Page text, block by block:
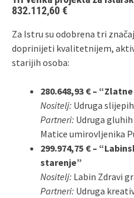
832.112,60 €
Za Istru su odobrena tri
doprinijeti kvalitetnijem,
starijih osoba:
280.648,93 € –
Nositelj: Udruga
Partneri: Udruga
Matice umirovljenika
299.974,75 € –
starenje”
Nositelj: Labin Zdravi
Partneri: Udruga